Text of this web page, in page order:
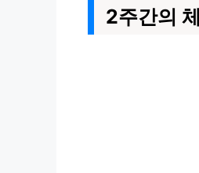
2주간의